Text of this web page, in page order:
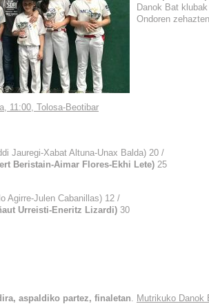
Danok Bat
Ondoren
11:00, Tolosa-Beotibar
Jauregi-Xabat Altuna-Unax Balda) 20 /
Beristain-Aimar Flores-Ekhi Lete) 25
Agirre-Julen Cabanillas) 12 /
Urreisti-Eneritz Lizardi) 30
aspaldiko partez, finaletan. Mutrikuko Danok